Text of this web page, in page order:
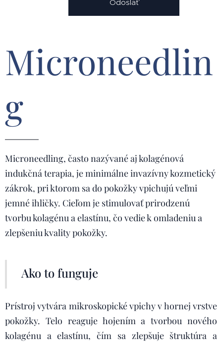
Odoslať
Microneedlin
g
Microneedling, často nazývané aj kolagénová
indukčná terapia, je minimálne invazívny kozmetický
zákrok, pri ktorom sa do pokožky vpichujú veľmi
jemné ihličky. Cieľom je stimulovať prirodzenú
tvorbu kolagénu a elastínu, čo vedie k omladeniu a
zlepšeniu kvality pokožky.
Ako to funguje
Prístroj vytvára mikroskopické vpichy v hornej vrstve
pokožky. Telo reaguje hojením a tvorbou nového
kolagénu a elastínu, čím sa zlepšuje štruktúra a